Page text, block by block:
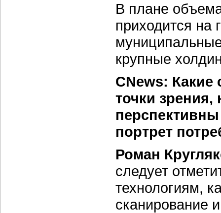
В плане
приходится на
крупные
CNews: Какие
точки
портрет
Роман
следует
технологиям,
сканирование